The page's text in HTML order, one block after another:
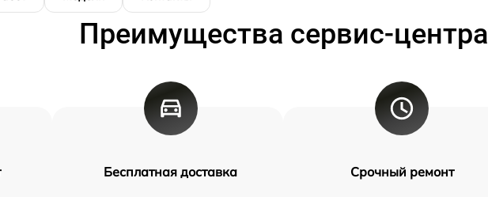
Преимущества сервис-центра
Бесплатная доставка Срочный ремонт